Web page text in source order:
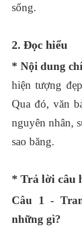
sống.
2. Đọc hiểu
* Nội dung
hiện tượng
Qua đó, văn
nguyên nhân,
sao băng.
* Trả lời câu
Câu 1 -
những gì?